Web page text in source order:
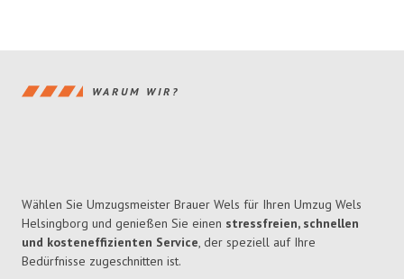
WARUM WIR?
Wählen Sie Umzugsmeister Brauer Wels für Ihren Umzug Wels
Helsingborg und genießen Sie einen stressfreien, schnellen
und kosteneffizienten Service, der speziell auf Ihre
Bedürfnisse zugeschnitten ist.